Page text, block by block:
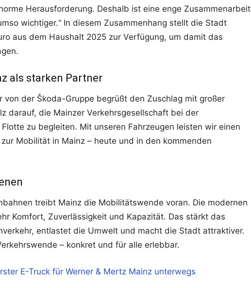
Herausforderung. Deshalb ist eine enge Zusammenarbeit
wichtiger.“ In diesem Zusammenhang stellt die Stadt
aus dem Haushalt 2025 zur Verfügung, um damit das
als starken Partner
von der Škoda-Gruppe begrüßt den Zuschlag mit großer
darauf, die Mainzer Verkehrsgesellschaft bei der
zu begleiten. Mit unseren Fahrzeugen leisten wir einen
Mobilität in Mainz – heute und in den kommenden
treibt Mainz die Mobilitätswende voran. Die modernen
Komfort, Zuverlässigkeit und Kapazität. Das stärkt das
entlastet die Umwelt und macht die Stadt attraktiver.
– konkret und für alle erlebbar.
E-Truck für Werner & Mertz Mainz unterwegs